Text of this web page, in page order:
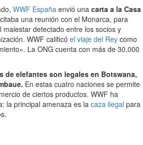
WWF España envió una carta a la Casa
una reunión con el Monarca, para
detectado entre los socios y
WWF calificó el viaje del Rey como
La ONG cuenta con más de 30.000
de elefantes son legales en Botswana,
En estas cuatro naciones se permite
de ciertos productos. WWF ha
la principal amenaza es la caza ilegal para